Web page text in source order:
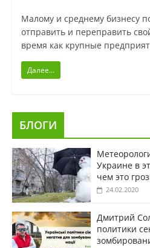
Малому и среднему бизнесу
отправить и переправить
время как крупные
Далее...
БЛОГИ
Украине в
чем это
24.02.2020
Дмитрий
политики